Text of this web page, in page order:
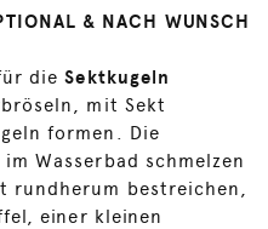
& NACH WUNSCH
dieSektkugeln
mit Sekt
formen. Die
Wasserbad schmelzen
rundherum bestreichen,
einer kleinen